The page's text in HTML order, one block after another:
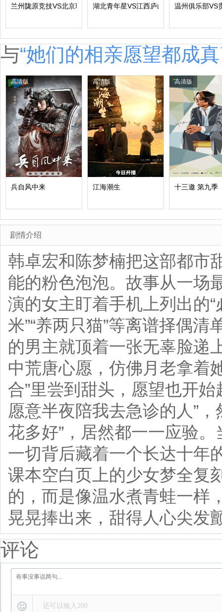
兰州陇原竞技VS北京理工 湖北青年星VS江西庐山 温州俱乐部VS
与“她们的相亲愿望都成真
兵自风中来
高清版
江海潮生
高清版
十三邀 第九季
高清版
剧情介绍
韩卓宏和陈梦楠把这部都市
能的粉色泡泡。故事从一场
演的女主盯着手机上列出的
米”“养两只猫”等离谱择偶
的男主就顶着一张无辜脸
中荒唐心愿，仿佛月老拿着
合”里尝到甜头，愿望也开
愿意半夜陪我去急诊的人”
花多好”，居然都一一应验
一切背后藏着一个长达十年
课本空白页上的少女梦全复
的，而是像温水煮青蛙一样
晃晃捧出来，甜得人心尖发
评论
还可以输入 200